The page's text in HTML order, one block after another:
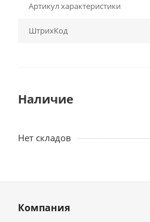
Артикул характеристики
ШтрихКод
Наличие
Нет складов
Компания